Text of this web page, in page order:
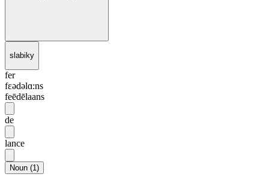
slabiky
fer
fɛədəlɑ:ns
feēdēlaans
de
lance
Noun (1)